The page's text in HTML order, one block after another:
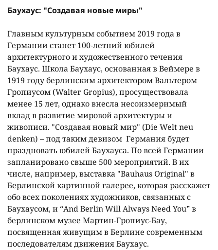
Баухаус: "Создавая новые миры"
Главным культурным событием 2019 года в
Германии станет 100-летний юбилей
архитектурного и художественного течения
Баухаус. Школа Баухаус, основанная в Веймере в
1919 году берлинским архитектором Вальтером
Гропиусом (Walter Gropius), просуществовала
менее 15 лет, однако внесла несоизмеримый
вклад в развитие мировой архитектуры и
живописи. "Создавая новый мир" (Die Welt neu
denken) – под таким девизом Германия будет
праздновать юбилей Баухауса. По всей Германии
запланировано свыше 500 мероприятий. В их
числе, например, выставка "Bauhaus Original" в
Берлинской картинной галерее, которая расскажет
обо всех поколениях художников, связанных с
Баухаусом, и “And Berlin Will Always Need You” в
берлинском музее Мартин-Гропиус-Бау,
посвященная живущим в Берлине современным
последователям движения Баухаус.